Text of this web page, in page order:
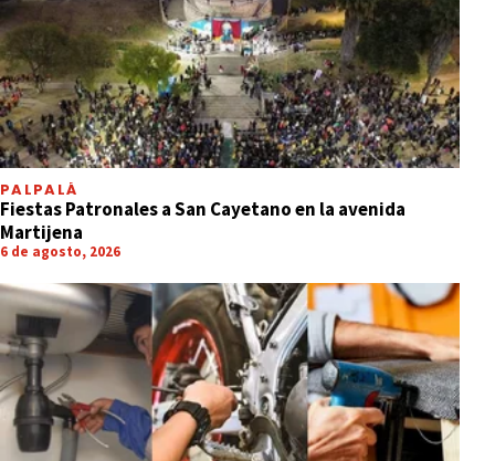
PALPALÁ
Fiestas Patronales a San Cayetano en la avenida
Martijena
6 de agosto, 2026